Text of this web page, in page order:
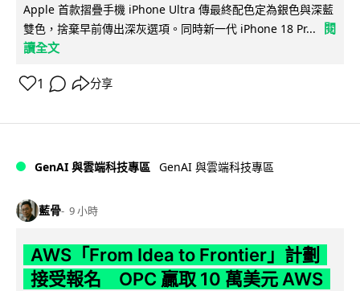
Apple 首款摺疊手機 iPhone Ultra 傳最終配色定為銀色與深藍
雙色，捨棄早前傳出深灰選項。同時新一代 iPhone 18 Pr...
閱
讀全文
1 分享
GenAI 與雲端科技專區 GenAI 與雲端科技專區
藍骨 9 小時
AWS「From Idea to Frontier」計劃
接受報名 OPC 贏取 10 萬美元 AWS